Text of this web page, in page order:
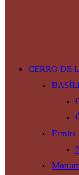
CERRO DE
Ermita